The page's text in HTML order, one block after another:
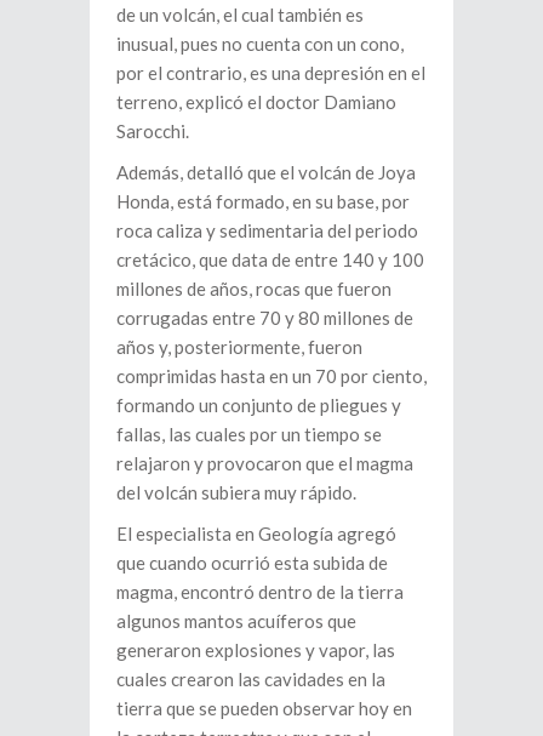
de un volcán, el cual también es
inusual, pues no cuenta con un cono,
por el contrario, es una depresión en el
terreno, explicó el doctor Damiano
Sarocchi.
Además, detalló que el volcán de Joya
Honda, está formado, en su base, por
roca caliza y sedimentaria del periodo
cretácico, que data de entre 140 y 100
millones de años, rocas que fueron
corrugadas entre 70 y 80 millones de
años y, posteriormente, fueron
comprimidas hasta en un 70 por ciento,
formando un conjunto de pliegues y
fallas, las cuales por un tiempo se
relajaron y provocaron que el magma
del volcán subiera muy rápido.
El especialista en Geología agregó
que cuando ocurrió esta subida de
magma, encontró dentro de la tierra
algunos mantos acuíferos que
generaron explosiones y vapor, las
cuales crearon las cavidades en la
tierra que se pueden observar hoy en